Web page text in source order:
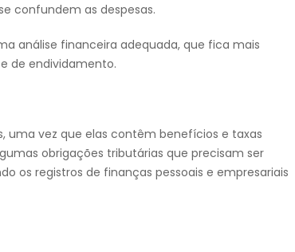
confundem as despesas.
análise financeira adequada, que fica mais
de endividamento.
uma vez que elas contêm benefícios e taxas
obrigações tributárias que precisam ser
os registros de finanças pessoais e empresariais